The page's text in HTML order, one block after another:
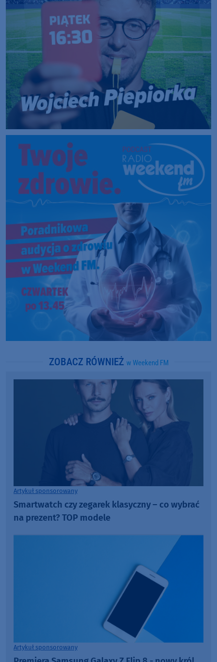
ZOBACZ RÓWNIEŻ w Weekend FM
Artykuł sponsorowany
Smartwatch czy zegarek klasyczny – co wybrać
na prezent? TOP modele
Artykuł sponsorowany